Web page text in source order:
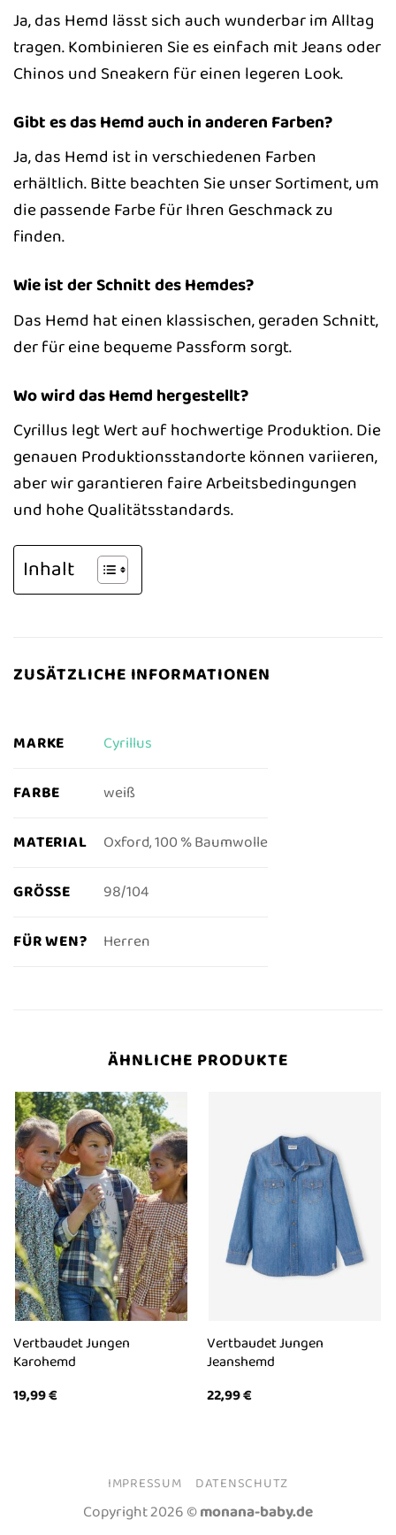
Ja, das Hemd lässt sich auch wunderbar im Alltag
tragen. Kombinieren Sie es einfach mit Jeans oder
Chinos und Sneakern für einen legeren Look.
Gibt es das Hemd auch in anderen Farben?
Ja, das Hemd ist in verschiedenen Farben
erhältlich. Bitte beachten Sie unser Sortiment, um
die passende Farbe für Ihren Geschmack zu
finden.
Wie ist der Schnitt des Hemdes?
Das Hemd hat einen klassischen, geraden Schnitt,
der für eine bequeme Passform sorgt.
Wo wird das Hemd hergestellt?
Cyrillus legt Wert auf hochwertige Produktion. Die
genauen Produktionsstandorte können variieren,
aber wir garantieren faire Arbeitsbedingungen
und hohe Qualitätsstandards.
Inhalt
ZUSÄTZLICHE INFORMATIONEN
MARKE Cyrillus
FARBE weiß
MATERIAL Oxford, 100 % Baumwolle
GRÖSSE 98/104
FÜR WEN? Herren
ÄHNLICHE PRODUKTE
Vertbaudet Jungen
Karohemd
19,99€
Vertbaudet Jungen
Jeanshemd
22,99€
IMPRESSUM DATENSCHUTZ
Copyright 2026 ©monana-baby.de